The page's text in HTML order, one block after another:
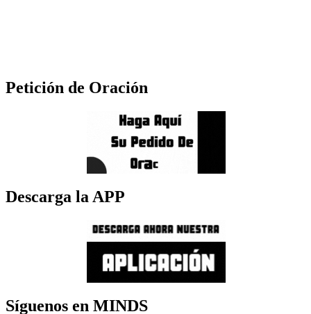
Petición de Oración
Descarga la APP
Síguenos en MINDS